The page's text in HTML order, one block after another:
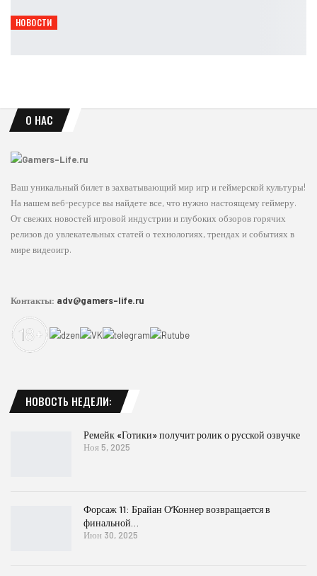
НОВОСТИ
Escape from Tarkov не повторяет спад extraction-шутеров
О НАС
Ваш уникальный билет в захватывающий мир игр и геймерской культуры!
На нашем веб-ресурсе вы найдете все, что нужно настоящему геймеру.
От свежих новостей игровой индустрии и глубоких обзоров горячих
релизов до увлекательных статей о технологиях, трендах и событиях в
мире видеоигр.
Контакты: adv@gamers-life.ru
НОВОСТЬ НЕДЕЛИ:
Ремейк «Готики» получит ролик о русской озвучке
Ноя 5, 2025
Форсаж 11: Брайан О’Коннер возвращается в
финальной…
Июн 30, 2025